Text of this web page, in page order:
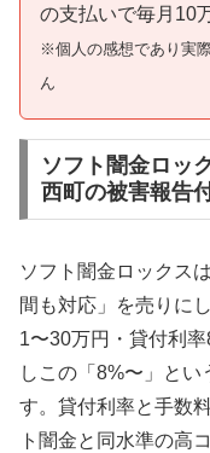
の支払いで毎月10
※個人の感想であり実
ん
ソフト闇金ロッ
西町の被害報告付
ソフト闇金ロックス
間も対応」を売りに
1〜30万円・貸付利
しこの「8%〜」と
す。貸付利率と手数
ト闇金と同水準の高